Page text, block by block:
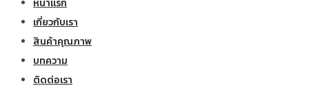
หน้าแรก
เกี่ยวกับเรา
สินค้าคุณภาพ
บทความ
ติดต่อเรา